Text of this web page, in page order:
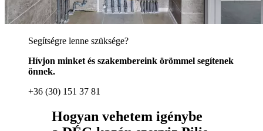
Segítségre lenne szüksége?
Hívjon minket és szakembereink örömmel segítenek
önnek.
+36 (30) 151 37 81
Hogyan vehetem igénybe